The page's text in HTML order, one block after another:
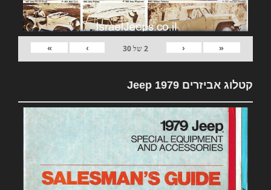
«
‹
2של30
›
»
קטלוג אביזרים 1979 Jeep